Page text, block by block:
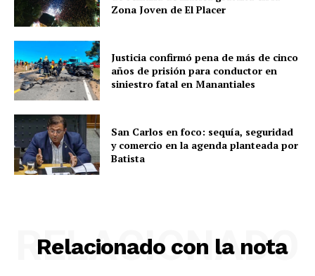
Zona Joven de El Placer
Justicia confirmó pena de más de cinco
años de prisión para conductor en
siniestro fatal en Manantiales
San Carlos en foco: sequía, seguridad
y comercio en la agenda planteada por
Batista
Relacionado con la nota
RELACIONADO